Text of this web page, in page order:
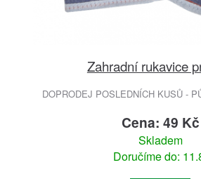
Zahradní rukavice
DOPRODEJ POSLEDNÍCH KUSŮ -
Cena: 49 Kč
Skladem
Doručíme do: